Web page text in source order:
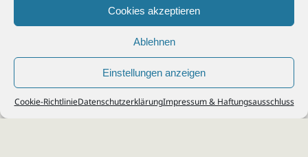
Cookies akzeptieren
Ablehnen
Einstellungen anzeigen
Cookie-RichtlinieDatenschutzerklärungImpressum & Haftungsausschluss
© 2026Steuerberater Kempf, Köln - Steuerberatung Poll, Porz, Deutz, Mülheim,